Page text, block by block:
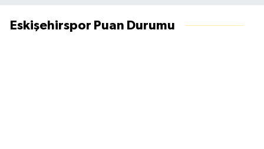
Eskişehirspor Puan Durumu